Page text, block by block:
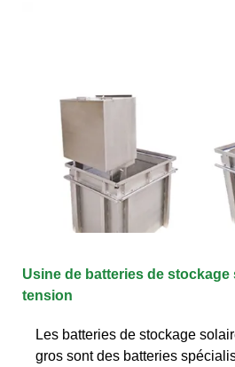
Usine de batteries de stockage
tension
Les batteries de stockage
gros sont des batteries